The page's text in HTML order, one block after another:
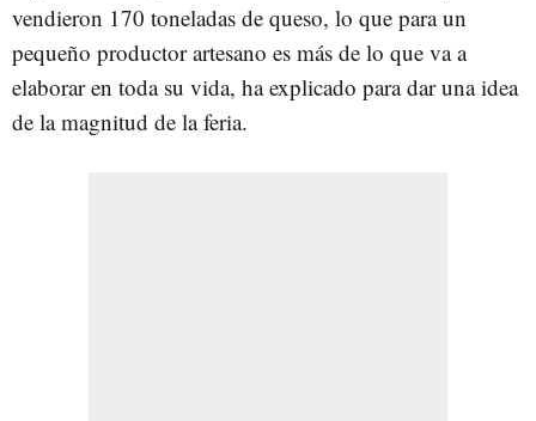
vendieron 170 toneladas de queso, lo que para un
pequeño productor artesano es más de lo que va a
elaborar en toda su vida, ha explicado para dar una idea
de la magnitud de la feria.